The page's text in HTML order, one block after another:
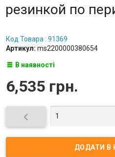
резинкой по
Код Товара : 91369
Артикул: ms2200000380654
В наявності
6,535 грн.
